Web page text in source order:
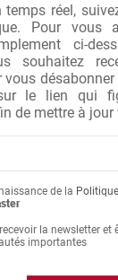
temps réel,
Pour vous
ci-
souhaitez
vous
le lien qui
de mettre à
de la
la newsletter et
importantes